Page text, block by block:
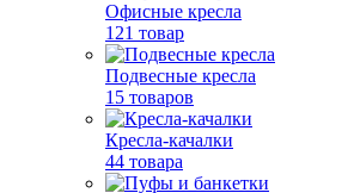
Офисные кресла
121 товар
Подвесные кресла
15 товаров
Кресла-качалки
44 товара